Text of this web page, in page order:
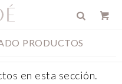
PRODUCTOS
en esta sección.